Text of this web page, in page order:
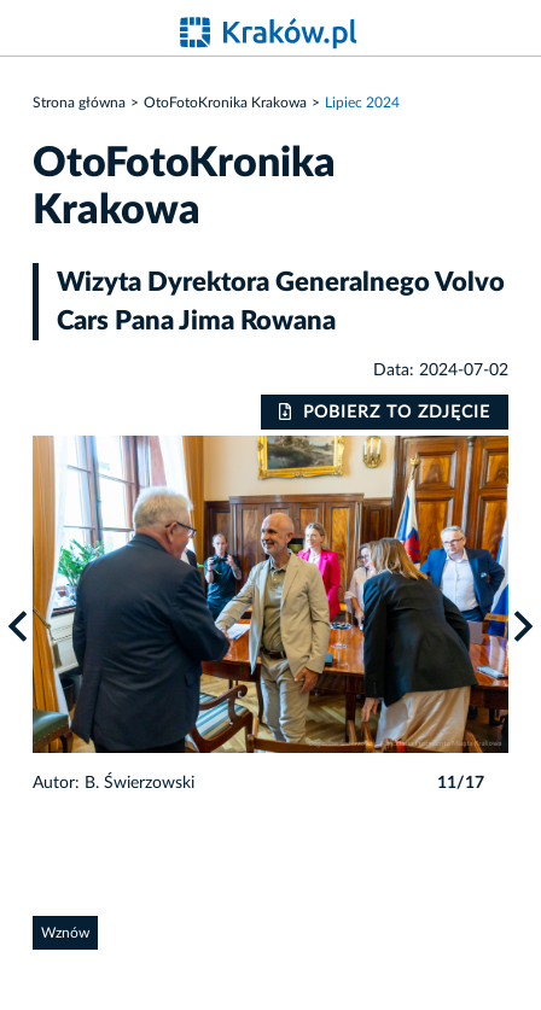
Strona główna OtoFotoKronika Krakowa Lipiec 2024
OtoFotoKronika
Krakowa
Wizyta Dyrektora Generalnego Volvo
Cars Pana Jima Rowana
Data: 2024-07-02
POBIERZ TO ZDJĘCIE
Autor: B. Świerzowski 11/17
Wznów